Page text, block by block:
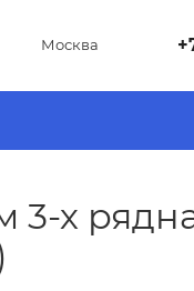
Москва
3-х